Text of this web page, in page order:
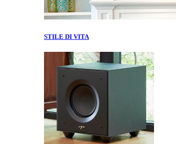
STILE DI VITA